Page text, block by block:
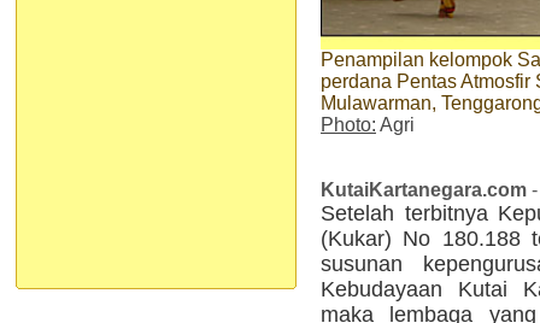
Penampilan kelompok
perdana Pentas
Mulawarman,
Photo: Agri
KutaiKartanegara.com
Setelah terbitnya
(Kukar) No 180.188
susunan
Kebudayaan Kutai
maka lembaga